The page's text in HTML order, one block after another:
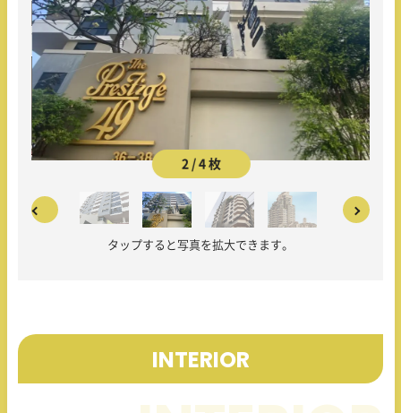
2 / 4 枚
タップすると写真を拡大できます。
INTERIOR